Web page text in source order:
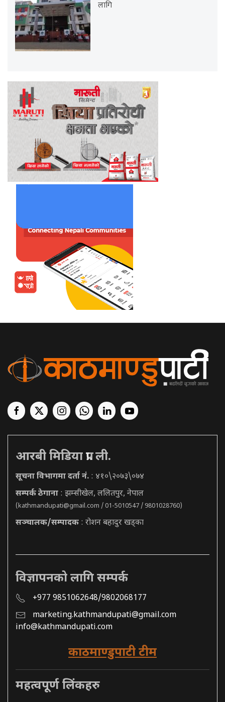
लागि
आरबी मिडिया प्रा. ली.
सूचना विभागमा दर्ता नं. : ४१०\२०७३\०७४
सम्पर्क ठेगाना : झम्सीखेल, ललितपुर, नेपाल
(kathmandupati@gmail.com / 01-5010547 / 9801028760)
सञ्चालक/सम्पादक : रोशन बहादुर खड्का
विज्ञापनको लागि सम्पर्क
+977 9851062648/9802068177
marketing.kathmandupati@gmail.com
info@kathmandupati.com
काठमाण्डुपाटी टीम
महत्वपूर्ण लिंकहरु